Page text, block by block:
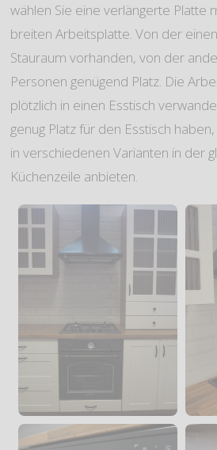
wählen Sie eine verlängerte Platte
breiten Arbeitsplatte. Von der
Stauraum vorhanden, von der
Personen genügend Platz. Die
plötzlich in einen Esstisch
genug Platz für den Esstisch
in verschiedenen Varianten in der
Küchenzeile anbieten.